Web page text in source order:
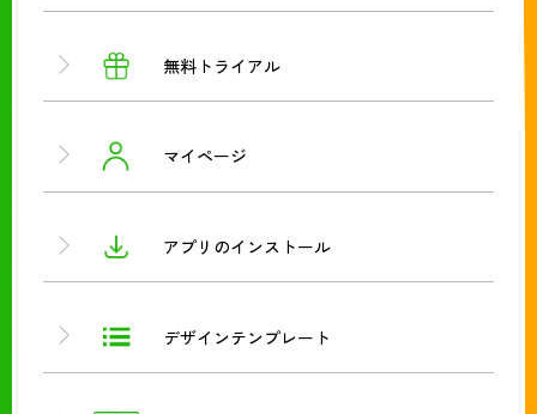
無料トライアル
マイページ
アプリのインストール
デザインテンプレート